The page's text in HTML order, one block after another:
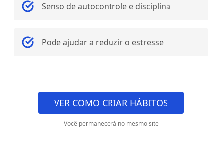
Senso de autocontrole e disciplina
Pode ajudar a reduzir o estresse
VER COMO CRIAR HÁBITOS
Você permanecerá no mesmo site